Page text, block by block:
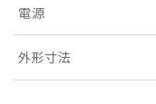
電源
外形寸法